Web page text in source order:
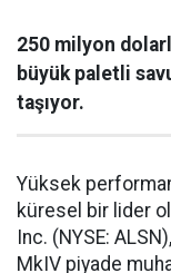
250 milyon
büyük paletli
taşıyor.
Yüksek
küresel bir lider
Inc. (NYSE:
MkIV piyade